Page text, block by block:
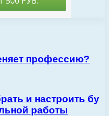
профессию?
и настроить бу
работы